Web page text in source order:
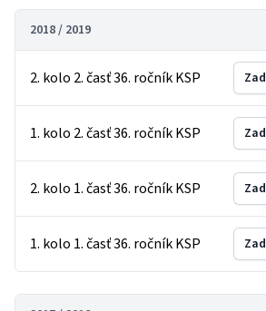
2018 / 2019
2. kolo 2. časť 36. ročník KSP
1. kolo 2. časť 36. ročník KSP
2. kolo 1. časť 36. ročník KSP
1. kolo 1. časť 36. ročník KSP